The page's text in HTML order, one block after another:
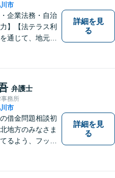
市
・企業法務・自治
】【法テラス利
通じて、地元の
ご相談いただけ
る弁護士」を目
。【夜間や休日
能】【旭川市の
所】
詳細を見
る
弁護士
務所
市
の借金問題相談初
地方のみなさま
るよう、フット
詳細を見
る